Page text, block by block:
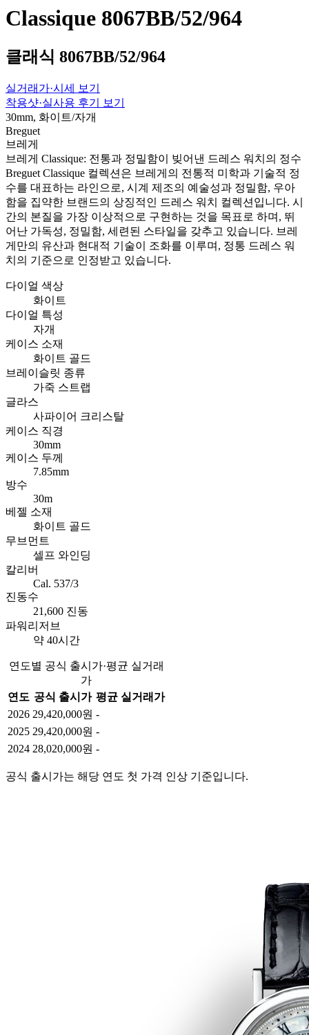
Classique 8067BB/52/964
클래식 8067BB/52/964
실거래가·시세 보기
착용샷·실사용 후기 보기
30mm, 화이트/자개
Breguet
브레게
브레게 Classique: 전통과 정밀함이 빚어낸 드레스 워치의 정수
Breguet Classique 컬렉션은 브레게의 전통적 미학과 기술적 정
수를 대표하는 라인으로, 시계 제조의 예술성과 정밀함, 우아
함을 집약한 브랜드의 상징적인 드레스 워치 컬렉션입니다. 시
간의 본질을 가장 이상적으로 구현하는 것을 목표로 하며, 뛰
어난 가독성, 정밀함, 세련된 스타일을 갖추고 있습니다. 브레
게만의 유산과 현대적 기술이 조화를 이루며, 정통 드레스 워
치의 기준으로 인정받고 있습니다.
다이얼 색상
화이트
다이얼 특성
자개
케이스 소재
화이트 골드
브레이슬릿 종류
가죽 스트랩
글라스
사파이어 크리스탈
케이스 직경
30mm
케이스 두께
7.85mm
방수
30m
베젤 소재
화이트 골드
무브먼트
셀프 와인딩
칼리버
Cal. 537/3
진동수
21,600 진동
파워리저브
약 40시간
연도별 공식 출시가·평균 실거래
가
연도 공식 출시가 평균 실거래가
2026 29,420,000원 -
2025 29,420,000원 -
2024 28,020,000원 -
공식 출시가는 해당 연도 첫 가격 인상 기준입니다.